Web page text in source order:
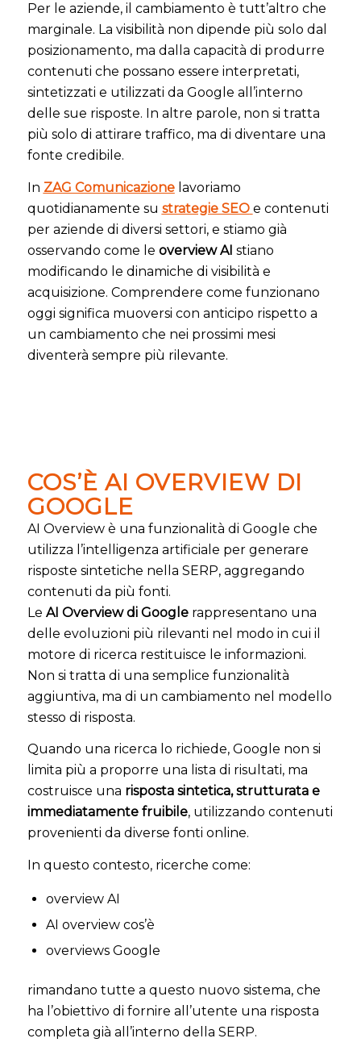
Per le aziende, il cambiamento è tutt’altro che
marginale. La visibilità non dipende più solo dal
posizionamento, ma dalla capacità di produrre
contenuti che possano essere interpretati,
sintetizzati e utilizzati da Google all’interno
delle sue risposte. In altre parole, non si tratta
più solo di attirare traffico, ma di diventare una
fonte credibile.
In ZAG Comunicazionelavoriamo
quotidianamente su strategie SEO e contenuti
per aziende di diversi settori, e stiamo già
osservando come le overview AI stiano
modificando le dinamiche di visibilità e
acquisizione. Comprendere come funzionano
oggi significa muoversi con anticipo rispetto a
un cambiamento che nei prossimi mesi
diventerà sempre più rilevante.
COS’È AI OVERVIEW DI
GOOGLE
AI Overview è una funzionalità di Google che
utilizza l’intelligenza artificiale per generare
risposte sintetiche nella SERP, aggregando
contenuti da più fonti.
Le AI Overview di Googlerappresentano una
delle evoluzioni più rilevanti nel modo in cui il
motore di ricerca restituisce le informazioni.
Non si tratta di una semplice funzionalità
aggiuntiva, ma di un cambiamento nel modello
stesso di risposta.
Quando una ricerca lo richiede, Google non si
limita più a proporre una lista di risultati, ma
costruisce una risposta sintetica, strutturata e
immediatamente fruibile, utilizzando contenuti
provenienti da diverse fonti online.
In questo contesto, ricerche come:
overview AI
AI overview cos’è
overviews Google
rimandano tutte a questo nuovo sistema, che
ha l’obiettivo di fornire all’utente una risposta
completa già all’interno della SERP.